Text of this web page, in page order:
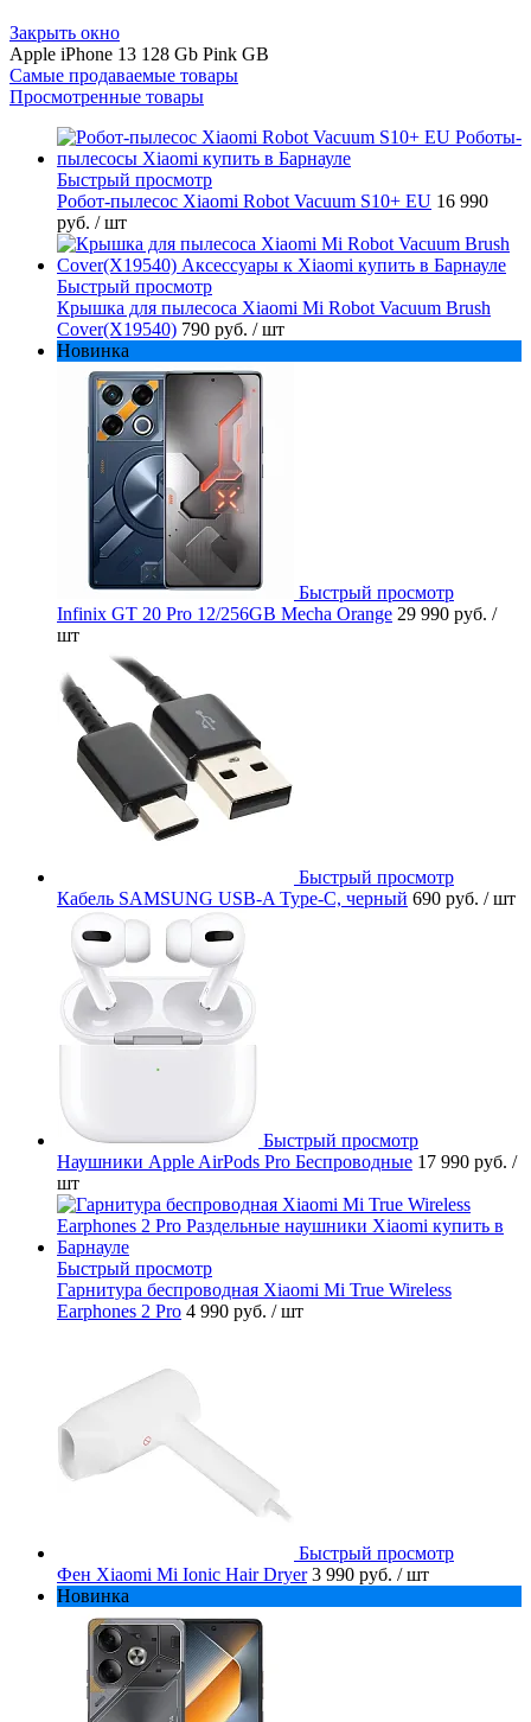
Закрыть окно
Apple iPhone 13 128 Gb Pink GB
Самые продаваемые товары
Просмотренные товары
Быстрый просмотр
Робот-пылесос Xiaomi Robot Vacuum S10+ EU 16 990
руб. / шт
Быстрый просмотр
Крышка для пылесоса Xiaomi Mi Robot Vacuum Brush
Cover(X19540) 790 руб. / шт
Новинка
Быстрый просмотр
Infinix GT 20 Pro 12/256GB Mecha Orange 29 990 руб. /
шт
Быстрый просмотр
Кабель SAMSUNG USB-A Type-C, черный 690 руб. / шт
Быстрый просмотр
Наушники Apple AirPods Pro Беспроводные 17 990 руб. /
шт
Быстрый просмотр
Гарнитура беспроводная Xiaomi Mi True Wireless
Earphones 2 Pro 4 990 руб. / шт
Быстрый просмотр
Фен Xiaomi Mi Ionic Hair Dryer 3 990 руб. / шт
Новинка